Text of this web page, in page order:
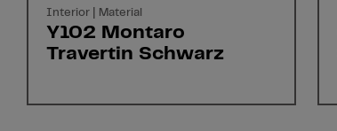
Interior | Material
Y102 Montaro
Travertin Schwarz